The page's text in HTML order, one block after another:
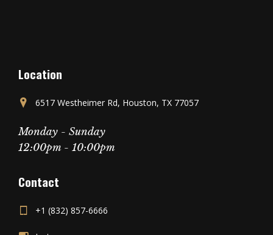
Location
6517 Westheimer Rd, Houston, TX 77057
Monday - Sunday
12:00pm - 10:00pm
Contact
+1 (832) 857-6666